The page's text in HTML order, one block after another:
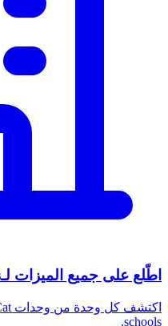
اطّلع على جميع الميزات لـK-12 Schools
schools.